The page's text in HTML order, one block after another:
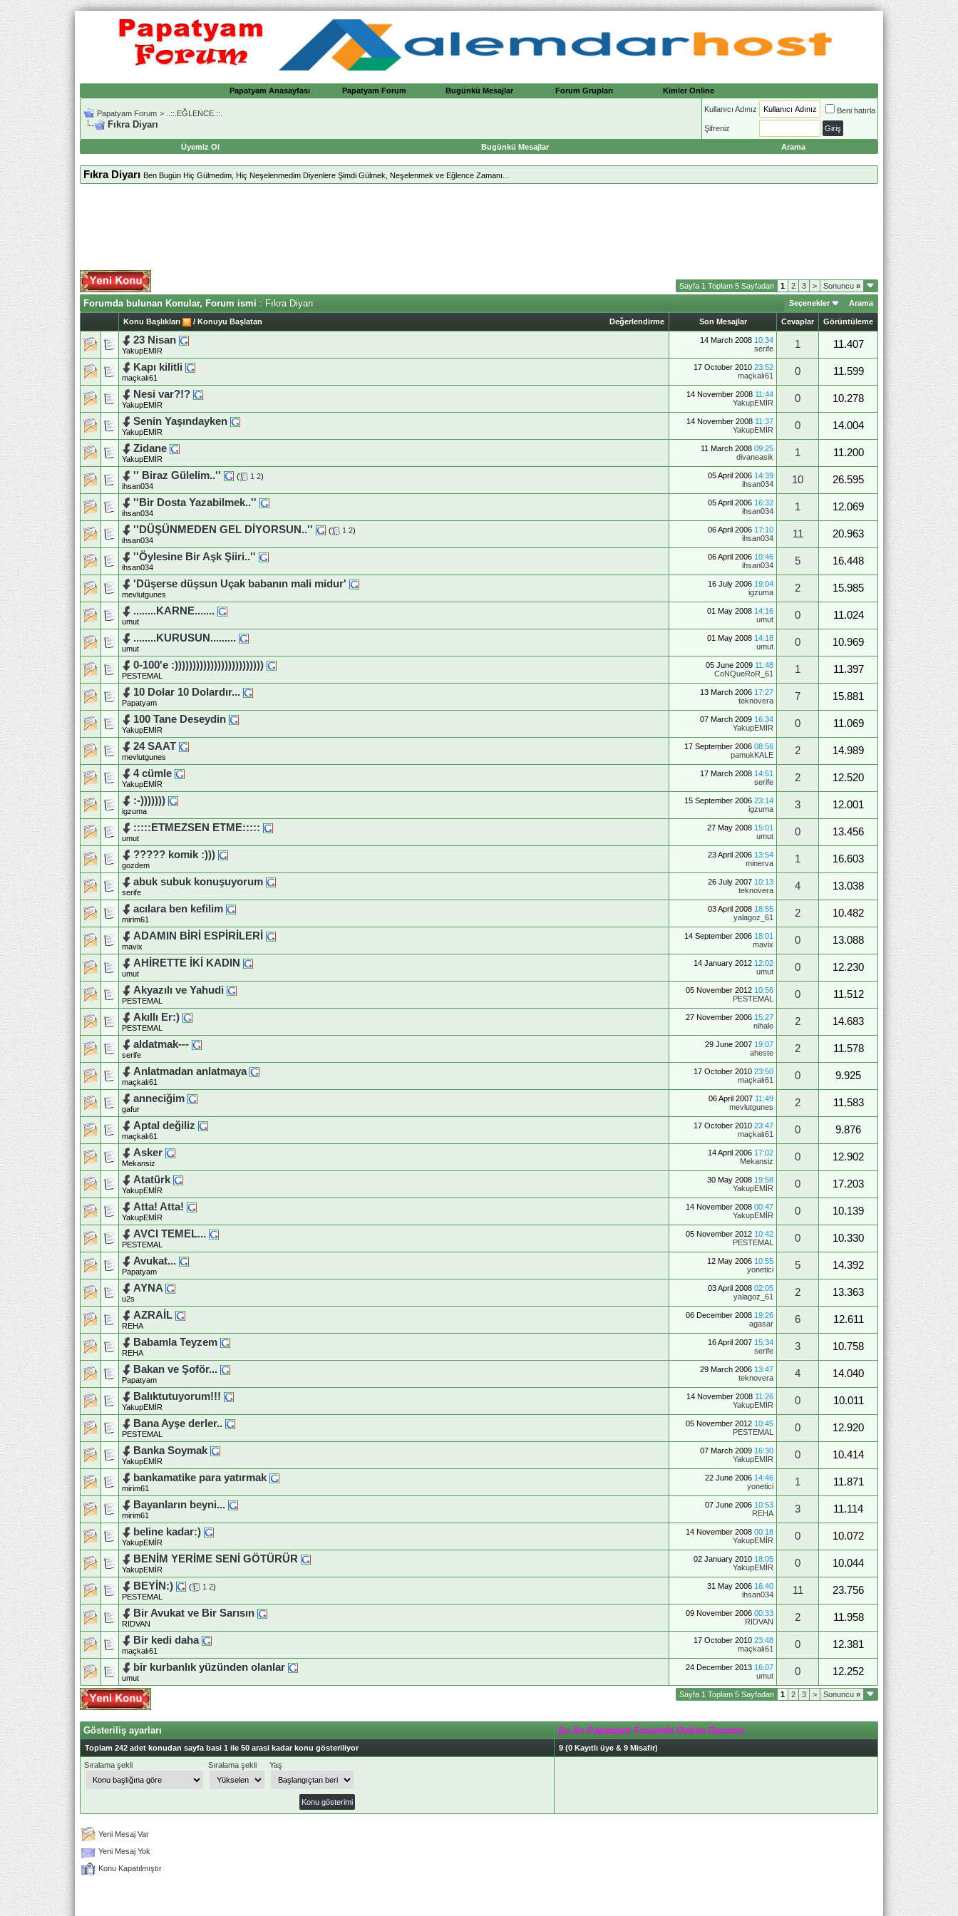
Papatyam Anasayfası Papatyam Forum Bugünkü Mesajlar Forum Grupları Kimler Online
Papatyam Forum > ..::.EĞLENCE.::.
Fıkra Diyarı
Kullanıcı Adınız Beni hatırla
Şifreniz
Üyemiz Ol Bugünkü Mesajlar Arama
Fıkra Diyarı Ben Bugün Hiç Gülmedim, Hiç Neşelenmedim Diyenlere Şimdi Gülmek, Neşelenmek ve Eğlence Zamanı...
Sayfa 1 Toplam 5 Sayfadan 1 2 3 > Sonuncu »
Forumda bulunan Konular, Forum ismi : Fıkra Diyarı Seçenekler Arama
Değerlendirme
Konu Başlıkları / Konuyu Başlatan Son Mesajlar Cevaplar Görüntüleme
23 Nisan
YakupEMİR
14 March 2008 10:34
serife
1
11.407
Kapı kilitli
maçkalı61
17 October 2010 23:52
maçkalı61
0
11.599
Nesi var?!?
YakupEMİR
14 November 2008 11:44
YakupEMİR
0
10.278
Senin Yaşındayken
YakupEMİR
14 November 2008 11:37
YakupEMİR
0
14.004
Zidane
YakupEMİR
11 March 2008 09:25
divaneasik
1
11.200
'' Biraz Gülelim..''
( 1 2)
ihsan034
05 April 2006 14:39
ihsan034
10
26.595
''Bir Dosta Yazabilmek..''
ihsan034
05 April 2006 16:32
ihsan034
1
12.069
''DÜŞÜNMEDEN GEL DİYORSUN..''
( 1 2)
ihsan034
06 April 2006 17:10
ihsan034
11
20.963
''Öylesine Bir Aşk Şiiri..''
ihsan034
06 April 2006 10:46
ihsan034
5
16.448
'Düşerse düşsun Uçak babanın mali midur'
mevlutgunes
16 July 2006 19:04
igzuma
2
15.985
........KARNE.......
umut
01 May 2008 14:16
umut
0
11.024
........KURUSUN.........
umut
01 May 2008 14:18
umut
0
10.969
0-100'e :)))))))))))))))))))))))))
PESTEMAL
05 June 2009 11:48
CoNQueRoR_61
1
11.397
10 Dolar 10 Dolardır...
Papatyam
13 March 2006 17:27
teknovera
7
15.881
100 Tane Deseydin
YakupEMİR
07 March 2009 16:34
YakupEMİR
0
11.069
24 SAAT
mevlutgunes
17 September 2006 08:56
pamukKALE
2
14.989
4 cümle
YakupEMİR
17 March 2008 14:51
serife
2
12.520
:-)))))))
igzuma
15 September 2006 23:14
igzuma
3
12.001
:::::ETMEZSEN ETME:::::
umut
27 May 2008 15:01
umut
0
13.456
????? komik :)))
gozdem
23 April 2006 13:54
minerva
1
16.603
abuk subuk konuşuyorum
serife
26 July 2007 10:13
teknovera
4
13.038
acılara ben kefilim
mirim61
03 April 2008 18:55
yalagoz_61
2
10.482
ADAMIN BİRİ ESPİRİLERİ
mavix
14 September 2006 18:01
mavix
0
13.088
AHİRETTE İKİ KADIN
umut
14 January 2012 12:02
umut
0
12.230
Akyazılı ve Yahudi
PESTEMAL
05 November 2012 10:56
PESTEMAL
0
11.512
Akıllı Er:)
PESTEMAL
27 November 2006 15:27
nihale
2
14.683
aldatmak---
serife
29 June 2007 19:07
aheste
2
11.578
Anlatmadan anlatmaya
maçkalı61
17 October 2010 23:50
maçkalı61
0
9.925
anneciğim
gafur
06 April 2007 11:49
mevlutgunes
2
11.583
Aptal değiliz
maçkalı61
17 October 2010 23:47
maçkalı61
0
9.876
Asker
Mekansiz
14 April 2006 17:02
Mekansiz
0
12.902
Atatürk
YakupEMİR
30 May 2008 19:58
YakupEMİR
0
17.203
Atta! Atta!
YakupEMİR
14 November 2008 00:47
YakupEMİR
0
10.139
AVCI TEMEL...
PESTEMAL
05 November 2012 10:42
PESTEMAL
0
10.330
Avukat...
Papatyam
12 May 2006 10:55
yonetici
5
14.392
AYNA
u2s
03 April 2008 02:05
yalagoz_61
2
13.363
AZRAİL
REHA
06 December 2008 19:26
agasar
6
12.611
Babamla Teyzem
REHA
16 April 2007 15:34
serife
3
10.758
Bakan ve Şoför...
Papatyam
29 March 2006 13:47
teknovera
4
14.040
Balıktutuyorum!!!
YakupEMİR
14 November 2008 11:26
YakupEMİR
0
10.011
Bana Ayşe derler..
PESTEMAL
05 November 2012 10:45
PESTEMAL
0
12.920
Banka Soymak
YakupEMİR
07 March 2009 16:30
YakupEMİR
0
10.414
bankamatike para yatırmak
mirim61
22 June 2006 14:46
yonetici
1
11.871
Bayanların beyni...
mirim61
07 June 2006 10:53
REHA
3
11.114
beline kadar:)
YakupEMİR
14 November 2008 00:18
YakupEMİR
0
10.072
BENİM YERİME SENİ GÖTÜRÜR
YakupEMİR
02 January 2010 18:05
YakupEMİR
0
10.044
BEYİN:)
( 1 2)
PESTEMAL
31 May 2006 16:40
ihsan034
11
23.756
Bir Avukat ve Bir Sarısın
RIDVAN
09 November 2006 00:33
RIDVAN
2
11.958
Bir kedi daha
maçkalı61
17 October 2010 23:48
maçkalı61
0
12.381
bir kurbanlık yüzünden olanlar
umut
24 December 2013 16:07
umut
0 12.252
Sayfa 1 Toplam 5 Sayfadan 1 2 3 > Sonuncu »
Gösteriliş ayarları Şu An Papatyam Forumda Online Durumu
Toplam 242 adet konudan sayfa basi 1 ile 50 arasi kadar konu gösteriliyor
9 (0 Kayıtlı üye & 9 Misafir)
Sıralama şekli
Sıralama şekli Yaş
Yeni Mesaj Var
Yeni Mesaj Yok
Konu Kapatılmıştır